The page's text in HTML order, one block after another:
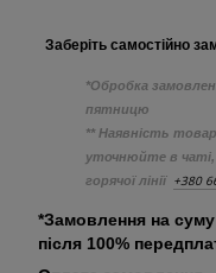
Заберіть самостійно
*Обробка
пятницю
** Наявність
уточнюйте в
горячої лінії +380
*Замовлення на
після 100%